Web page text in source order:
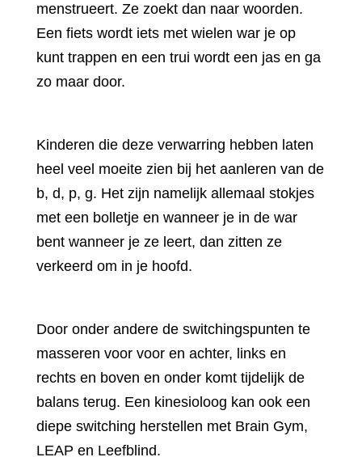
menstrueert. Ze zoekt dan naar woorden.
Een fiets wordt iets met wielen war je op
kunt trappen en een trui wordt een jas en ga
zo maar door.
Kinderen die deze verwarring hebben laten
heel veel moeite zien bij het aanleren van de
b, d, p, g. Het zijn namelijk allemaal stokjes
met een bolletje en wanneer je in de war
bent wanneer je ze leert, dan zitten ze
verkeerd om in je hoofd.
Door onder andere de switchingspunten te
masseren voor voor en achter, links en
rechts en boven en onder komt tijdelijk de
balans terug. Een kinesioloog kan ook een
diepe switching herstellen met Brain Gym,
LEAP en Leefblind.